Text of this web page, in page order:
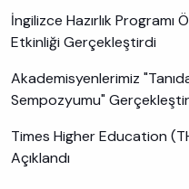
İngilizce Hazırlık
Etkinliği Gerçekleştirdi
Akademisyenlerimiz
Sempozyumu"
Times Higher Education
Açıklandı